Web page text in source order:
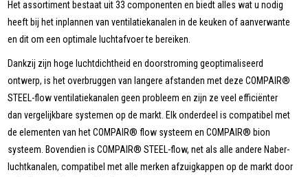
Het assortiment bestaat uit 33 componenten en biedt alles wat u nodig
heeft bij het inplannen van ventilatiekanalen in de keuken of aanverwante
en dit om een optimale luchtafvoer te bereiken.
Dankzij zijn hoge luchtdichtheid en doorstroming geoptimaliseerd
ontwerp, is het overbruggen van langere afstanden met deze COMPAIR®
STEEL-flow ventilatiekanalen geen probleem en zijn ze veel efficiënter
dan vergelijkbare systemen op de markt. Elk onderdeel is compatibel met
de elementen van het COMPAIR® flow systeem en COMPAIR® bion
systeem. Bovendien is COMPAIR® STEEL-flow, net als alle andere Naber-
luchtkanalen, compatibel met alle merken afzuigkappen op de markt door